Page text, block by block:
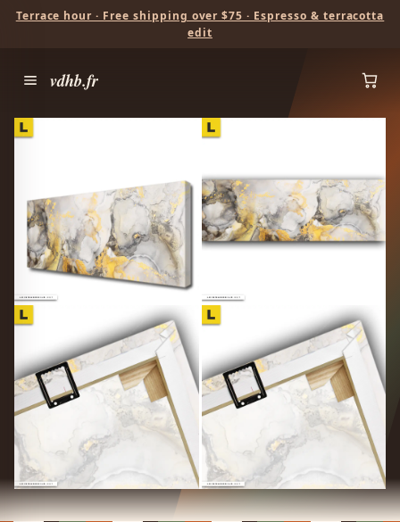
Terrace hour · Free shipping over $75 · Espresso & terracotta
edit
vdhb.fr